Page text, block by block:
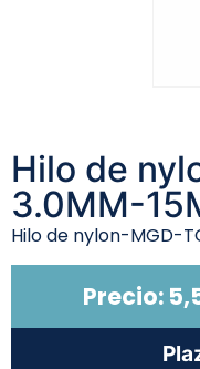
Hilo de
3.0MM-
Hilo de nylon-MGD-
Precio: